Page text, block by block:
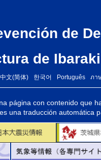
de
de Ibaraki
中文(简体) 한국어 Português ภา
página con contenido que
una traducción automática